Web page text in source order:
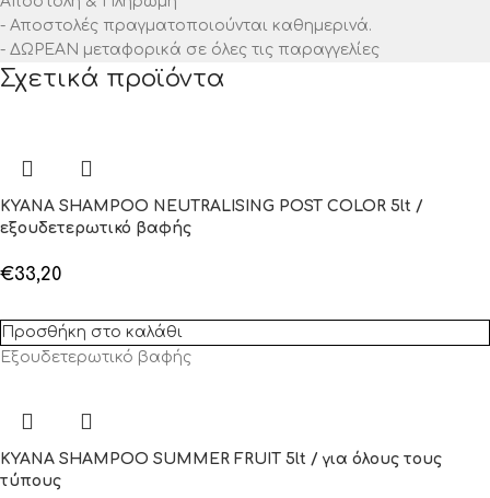
- Αποστολές πραγματοποιούνται καθημερινά.
- ΔΩΡΕΑΝ μεταφορικά σε όλες τις παραγγελίες
Σχετικά προϊόντα
KYANA SHAMPOO NEUTRALISING POST COLOR 5lt /
εξουδετερωτικό βαφής
€33,20
Προσθήκη στο καλάθι
Εξουδετερωτικό βαφής
KYANA SHAMPOO SUMMER FRUIT 5lt / για όλους τους
τύπους